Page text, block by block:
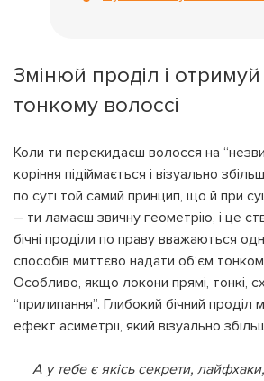
Змінюй проділ і
тонкому волоссі
Коли ти перекидаєш волосся на
коріння підіймається і візуально
по суті той самий принцип, що й при
– ти ламаєш звичну геометрію, і це
бічні проділи по праву вважаються
способів миттєво надати об’єм
Особливо, якщо локони прямі, тонкі,
“прилипання”. Глибокий бічний проділ
ефект асиметрії, який візуально
А у тебе є якісь секрети,